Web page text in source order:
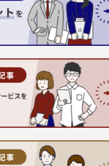
ェッショナル人
ショナル人材のた
ョナル人材の働
用を見てきた
れる情報」を提
われわれが欲し
究をした情報